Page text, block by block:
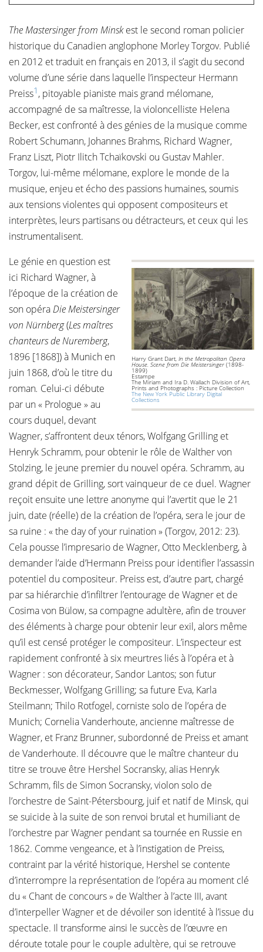
The Mastersinger from Minskest le second roman policier
historique du Canadien anglophone Morley Torgov. Publié
en 2012 et traduit en français en 2013, il s’agit du second
volume d’une série dans laquelle l’inspecteur Hermann
Preiss1 , pitoyable pianiste mais grand mélomane,
accompagné de sa maîtresse, la violoncelliste Helena
Becker, est confronté à des génies de la musique comme
Robert Schumann, Johannes Brahms, Richard Wagner,
Franz Liszt, Piotr Ilitch Tchaïkovski ou Gustav Mahler.
Torgov, lui-même mélomane, explore le monde de la
musique, enjeu et écho des passions humaines, soumis
aux tensions violentes qui opposent compositeurs et
interprètes, leurs partisans ou détracteurs, et ceux qui les
instrumentalisent.
Harry Grant Dart, In the Metropolitan Opera
House. Scene from Die Meistersinger (1898-
1899)
Estampe
The Miriam and Ira D. Wallach Division of Art,
Prints and Photographs : Picture Collection
The New York Public Library Digital
Collections
Le génie en question est
ici Richard Wagner, à
l’époque de la création de
son opéraDie Meistersinger
von Nürnberg(Les maîtres
chanteurs de Nuremberg,
1896 [1868]) à Munich en
juin 1868, d’où le titre du
roman. Celui-ci débute
par un « Prologue » au
cours duquel, devant
Wagner, s’affrontent deux ténors, Wolfgang Grilling et
Henryk Schramm, pour obtenir le rôle de Walther von
Stolzing, le jeune premier du nouvel opéra. Schramm, au
grand dépit de Grilling, sort vainqueur de ce duel. Wagner
reçoit ensuite une lettre anonyme qui l’avertit que le 21
juin, date (réelle) de la création de l’opéra, sera le jour de
sa ruine : « the day of your ruination » (Torgov, 2012: 23).
Cela pousse l’impresario de Wagner, Otto Mecklenberg, à
demander l’aide d’Hermann Preiss pour identifier l’assassin
potentiel du compositeur. Preiss est, d’autre part, chargé
par sa hiérarchie d’infiltrer l’entourage de Wagner et de
Cosima von Bülow, sa compagne adultère, afin de trouver
des éléments à charge pour obtenir leur exil, alors même
qu’il est censé protéger le compositeur. L’inspecteur est
rapidement confronté à six meurtres liés à l’opéra et à
Wagner : son décorateur, Sandor Lantos; son futur
Beckmesser, Wolfgang Grilling; sa future Eva, Karla
Steilmann; Thilo Rotfogel, corniste solo de l’opéra de
Munich; Cornelia Vanderhoute, ancienne maîtresse de
Wagner, et Franz Brunner, subordonné de Preiss et amant
de Vanderhoute. Il découvre que le maître chanteur du
titre se trouve être Hershel Socransky, alias Henryk
Schramm, fils de Simon Socransky, violon solo de
l’orchestre de Saint-Pétersbourg, juif et natif de Minsk, qui
se suicide à la suite de son renvoi brutal et humiliant de
l’orchestre par Wagner pendant sa tournée en Russie en
1862. Comme vengeance, et à l’instigation de Preiss,
contraint par la vérité historique, Hershel se contente
d’interrompre la représentation de l’opéra au moment clé
du « Chant de concours » de Walther à l’acte III, avant
d’interpeller Wagner et de dévoiler son identité à l’issue du
spectacle. Il transforme ainsi le succès de l’œuvre en
déroute totale pour le couple adultère, qui se retrouve